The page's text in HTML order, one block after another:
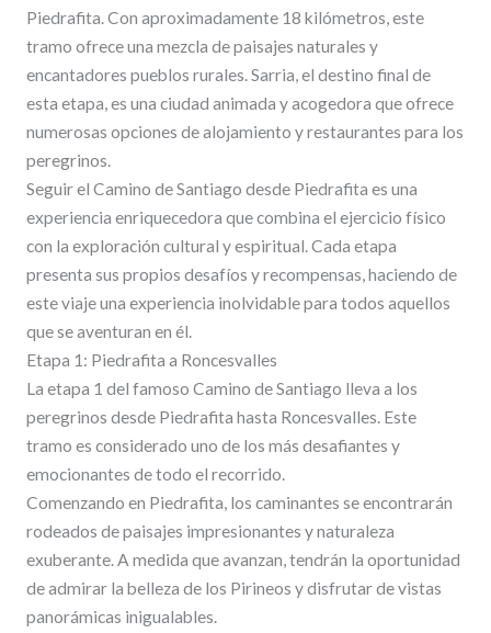
Piedrafita. Con aproximadamente 18 kilómetros, este
tramo ofrece una mezcla de paisajes naturales y
encantadores pueblos rurales. Sarria, el destino final de
esta etapa, es una ciudad animada y acogedora que ofrece
numerosas opciones de alojamiento y restaurantes para los
peregrinos.
Seguir el Camino de Santiago desde Piedrafita es una
experiencia enriquecedora que combina el ejercicio físico
con la exploración cultural y espiritual. Cada etapa
presenta sus propios desafíos y recompensas, haciendo de
este viaje una experiencia inolvidable para todos aquellos
que se aventuran en él.
Etapa 1: Piedrafita a Roncesvalles
La etapa 1 del famoso Camino de Santiago lleva a los
peregrinos desde Piedrafita hasta Roncesvalles. Este
tramo es considerado uno de los más desafiantes y
emocionantes de todo el recorrido.
Comenzando en Piedrafita, los caminantes se encontrarán
rodeados de paisajes impresionantes y naturaleza
exuberante. A medida que avanzan, tendrán la oportunidad
de admirar la belleza de los Pirineos y disfrutar de vistas
panorámicas inigualables.